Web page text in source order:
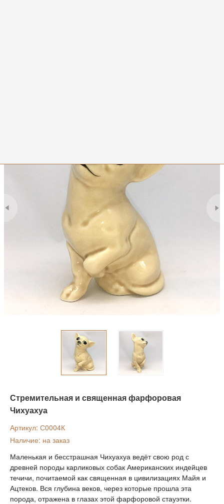
Стремительная и священная фарфоровая
Чихуахуа
Артикул: С0004К
Наличие: на заказ
Маленькая и бесстрашная Чихуахуа ведёт свою род с
древней породы карликовых собак Американских индейцев
течичи, почитаемой как священная в цивилизациях Майя и
Ацтеков. Вся глубина веков, через которые прошла эта
порода, отражена в глазах этой фарфоровой стауэтки.